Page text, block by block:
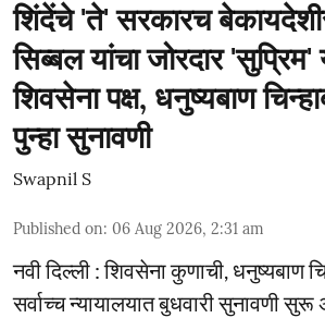
शिंदेंचे 'ते' सरकारच
सिब्बल यांचा जोरदार 'सुप्रिम'
शिवसेना पक्ष, धनुष्यबाण
पुन्हा सुनावणी
Swapnil S
Published on: 06 Aug 2026, 2:31 am
नवी दिल्ली : शिवसेना कुणाची, धनुष्यबाण
सर्वाच्च न्यायालयात बुधवारी सुनावणी